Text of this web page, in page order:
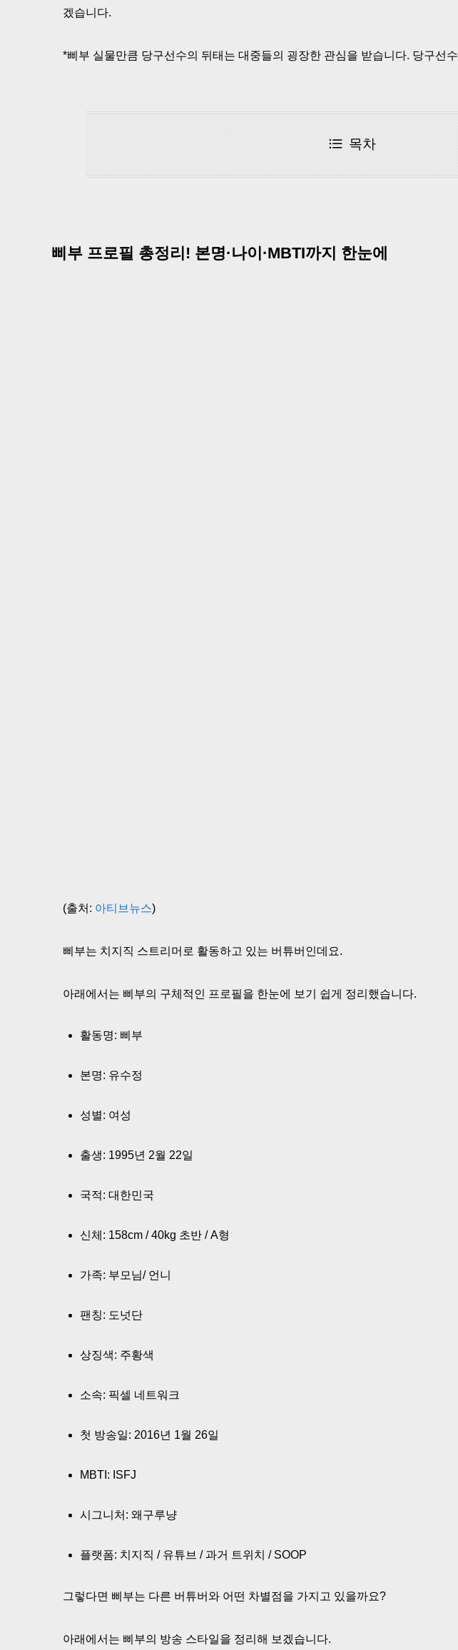
겠습니다.
*삐부 실물만큼 당구선수의 뒤태는 대중들의 굉장한 관심을 받습니다. 당구선수
목차
삐부 프로필 총정리! 본명·나이·MBTI까지 한눈에
(출처: 아티브뉴스)
삐부는 치지직 스트리머로 활동하고 있는 버튜버인데요.
아래에서는 삐부의 구체적인 프로필을 한눈에 보기 쉽게 정리했습니다.
활동명: 삐부
본명: 유수정
성별: 여성
출생: 1995년 2월 22일
국적: 대한민국
신체: 158cm / 40kg 초반 / A형
가족: 부모님/ 언니
팬칭: 도넛단
상징색: 주황색
소속: 픽셀 네트워크
첫 방송일: 2016년 1월 26일
MBTI: ISFJ
시그니처: 왜구루냥
플랫폼: 치지직 / 유튜브 / 과거 트위치 / SOOP
그렇다면 삐부는 다른 버튜버와 어떤 차별점을 가지고 있을까요?
아래에서는 삐부의 방송 스타일을 정리해 보겠습니다.